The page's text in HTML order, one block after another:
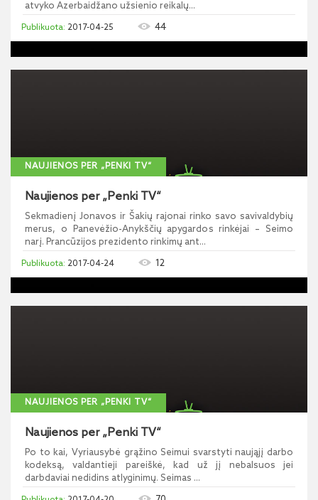
atvyko Azerbaidžano užsienio reikalų...
2017-04-25 44
NAUJIENOS PER „PENKI TV“
Naujienos per „Penki TV“
Sekmadienį Jonavos ir Šakių rajonai rinko savo savivaldybių
merus, o Panevėžio-Anykščių apygardos rinkėjai – Seimo
narį. Prancūzijos prezidento rinkimų ant...
2017-04-24 12
NAUJIENOS PER „PENKI TV“
Naujienos per „Penki TV“
Po to kai, Vyriausybė grąžino Seimui svarstyti naująjį darbo
kodeksą, valdantieji pareiškė, kad už jį nebalsuos jei
darbdaviai nedidins atlyginimų. Seimas ...